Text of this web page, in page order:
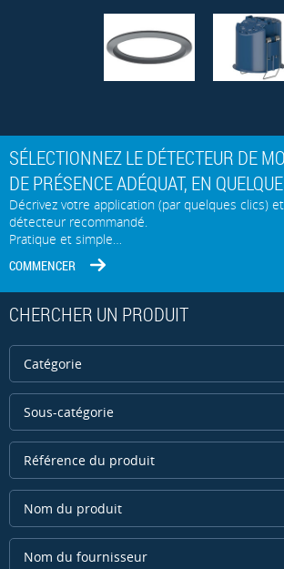
SÉLECTIONNEZ LE DÉTECTEUR DE
DE PRÉSENCE ADÉQUAT, EN
Décrivez votre application (par quelques clics)
détecteur recommandé.
Pratique et simple…
COMMENCER
CHERCHER UN PRODUIT
Catégorie
Sous-catégorie
Nom du fournisseur